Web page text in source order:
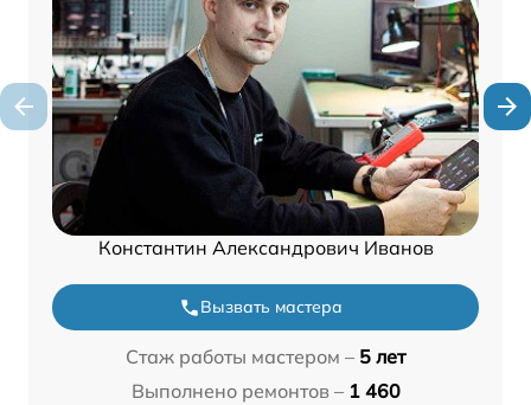
Константин Александрович Иванов
Вызвать мастера
Стаж работы мастером – 5 лет
Выполнено ремонтов – 1 460